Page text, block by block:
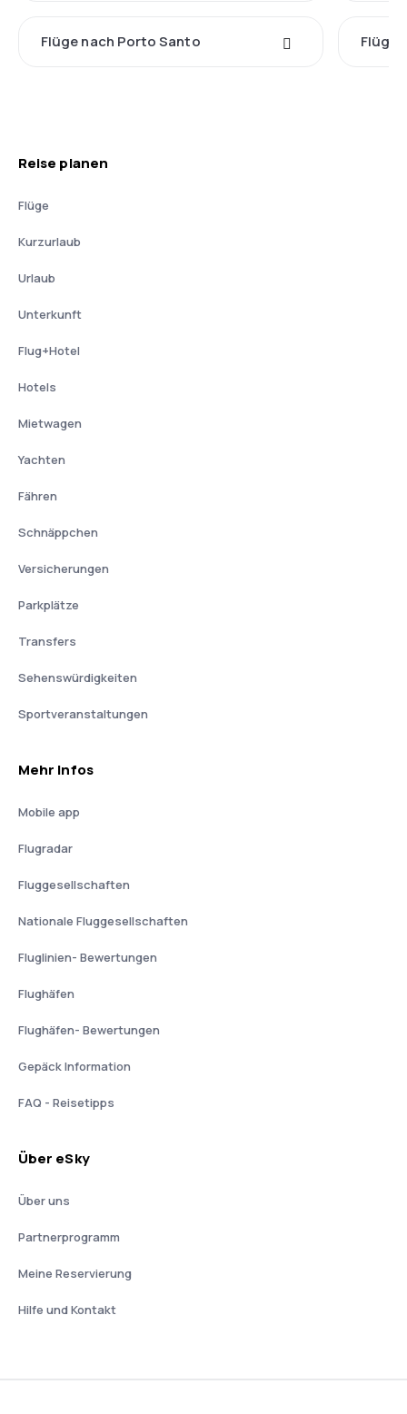
Flüge nach Porto Santo Flüge
Reise planen
Flüge
Kurzurlaub
Urlaub
Unterkunft
Flug+Hotel
Hotels
Mietwagen
Yachten
Fähren
Schnäppchen
Versicherungen
Parkplätze
Transfers
Sehenswürdigkeiten
Sportveranstaltungen
Mehr Infos
Mobile app
Flugradar
Fluggesellschaften
Nationale Fluggesellschaften
Fluglinien- Bewertungen
Flughäfen
Flughäfen- Bewertungen
Gepäck Information
FAQ - Reisetipps
Über eSky
Über uns
Partnerprogramm
Meine Reservierung
Hilfe und Kontakt